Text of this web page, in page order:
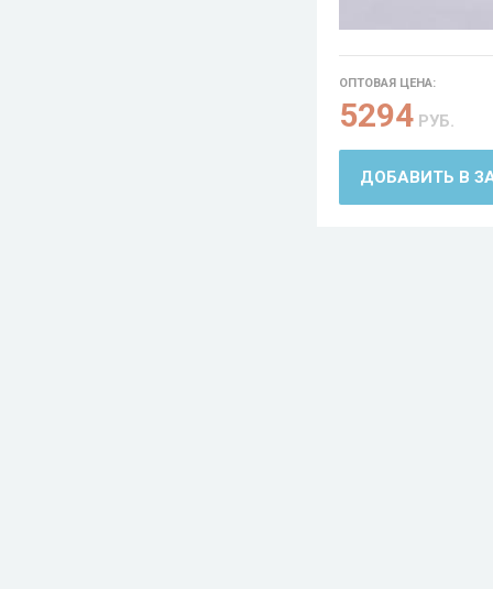
ОПТОВАЯ ЦЕНА:
5294 РУБ.
ДОБАВИТЬ В